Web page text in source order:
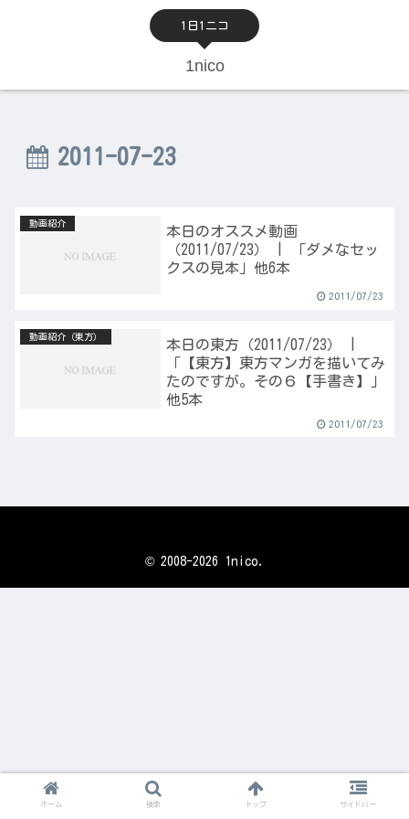
1日1ニコ
1nico
2011-07-23
動画紹介
本日のオススメ動画
（2011/07/23） | 「ダメなセッ
クスの見本」他6本
2011/07/23
動画紹介（東方）
本日の東方（2011/07/23） |
「【東方】東方マンガを描いてみ
たのですが。その６【手書き】」
他5本
2011/07/23
© 2008-2026 1nico.
ホーム 検索 トップ サイドバー